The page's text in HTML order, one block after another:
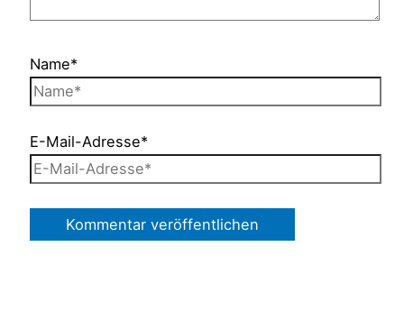
Name*
E-Mail-Adresse*